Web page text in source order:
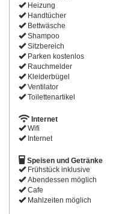
Heizung
Handtücher
Bettwäsche
Shampoo
Sitzbereich
Parken kostenlos
Rauchmelder
Kleiderbügel
Ventilator
Toilettenartikel
Internet
Wifi
Internet
Speisen und Getränke
Frühstück inklusive
Abendessen möglich
Cafe
Mahlzeiten möglich